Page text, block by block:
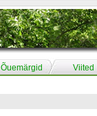
Õuemärgid Viited